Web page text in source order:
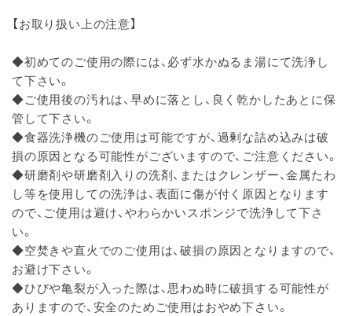
【お取り扱い上の注意】
◆初めてのご使用の際には、必ず水かぬるま湯にて洗浄し
て下さい。
◆ご使用後の汚れは、早めに落とし、良く乾かしたあとに保
管して下さい。
◆食器洗浄機のご使用は可能ですが、過剰な詰め込みは破
損の原因となる可能性がございますので、ご注意ください。
◆研磨剤や研磨剤入りの洗剤、またはクレンザー、金属たわ
し等を使用しての洗浄は、表面に傷が付く原因となります
ので、ご使用は避け、やわらかいスポンジで洗浄して下さ
い。
◆空焚きや直火でのご使用は、破損の原因となりますので、
お避け下さい。
◆ひびや亀裂が入った際は、思わぬ時に破損する可能性が
ありますので、安全のためご使用はおやめ下さい。